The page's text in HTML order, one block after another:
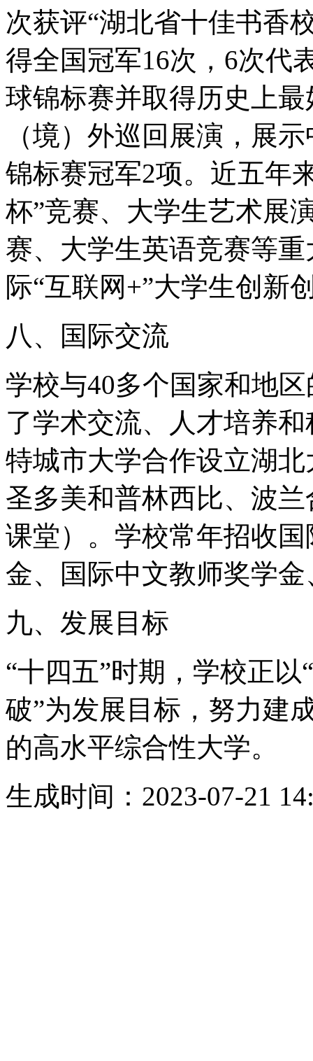
次获评“湖北省十佳书香
得全国冠军16次，6次代
球锦标赛并取得历史上
（境）外巡回展演，展
锦标赛冠军2项。近五年
杯”竞赛、大学生艺术展
赛、大学生英语竞赛等
际“互联网+”大学生创新
八、国际交流
学校与40多个国家和地
了学术交流、人才培养
特城市大学合作设立湖
圣多美和普林西比、波
课堂）。学校常年招收
金、国际中文教师奖学
九、发展目标
“十四五”时期，学校正
破”为发展目标，努力建
的高水平综合性大学。
生成时间：2023-07-21